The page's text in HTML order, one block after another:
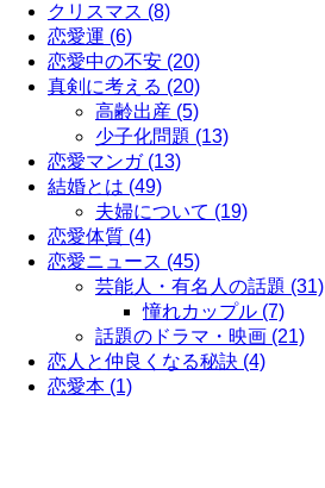
クリスマス (8)
恋愛運 (6)
恋愛中の不安 (20)
真剣に考える (20)
高齢出産 (5)
少子化問題 (13)
恋愛マンガ (13)
結婚とは (49)
夫婦について (19)
恋愛体質 (4)
恋愛ニュース (45)
芸能人・有名人の話題 (31)
憧れカップル (7)
話題のドラマ・映画 (21)
恋人と仲良くなる秘訣 (4)
恋愛本 (1)